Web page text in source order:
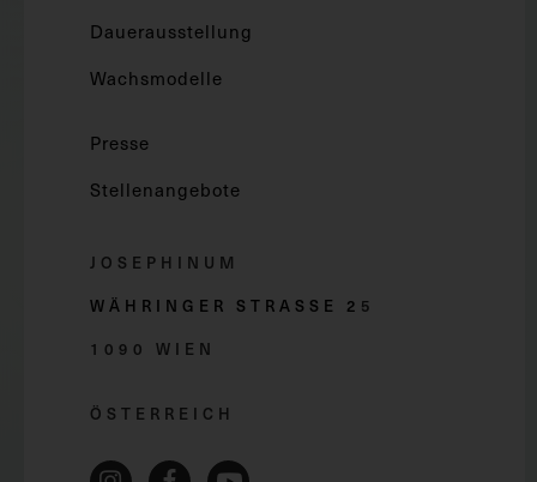
Dauerausstellung
Wachsmodelle
Presse
Stellenangebote
JOSEPHINUM
WÄHRINGER STRASSE 2 5
1090 WIEN
ÖSTERREICH